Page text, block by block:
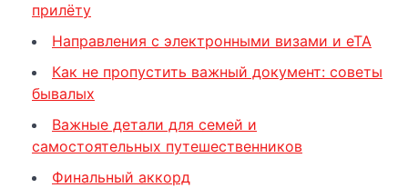
прилёту
Направления с электронными визами и eTA
Как не пропустить важный документ: советы
бывалых
Важные детали для семей и
самостоятельных путешественников
Финальный аккорд